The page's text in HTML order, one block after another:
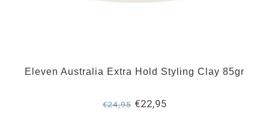
Eleven Australia Extra Hold Styling Clay 85gr
€24,95€22,95